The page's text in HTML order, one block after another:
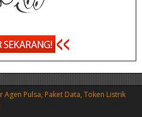
Agen Pulsa, Paket Data, Token Listrik